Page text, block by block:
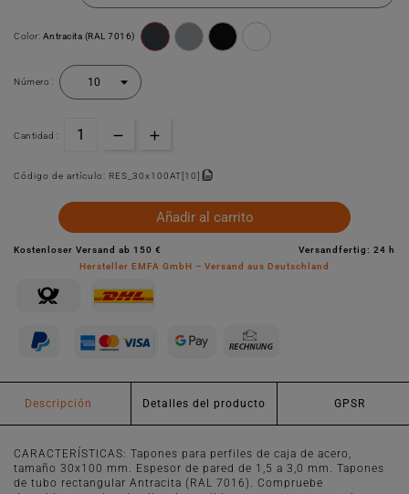
Color: Antracita (RAL 7016)
Número :
Cantidad :
Código de artículo: RES_30x100AT[10]
Añadir al carrito
Kostenloser Versand ab 150 €
Versandfertig: 24 h
Hersteller EMFA GmbH – Versand aus Deutschland
Descripción Detalles del producto GPSR
CARACTERÍSTICAS: Tapones para perfiles de caja de acero,
tamaño 30x100 mm. Espesor de pared de 1,5 a 3,0 mm. Tapones
de tubo rectangular Antracita (RAL 7016). Compruebe